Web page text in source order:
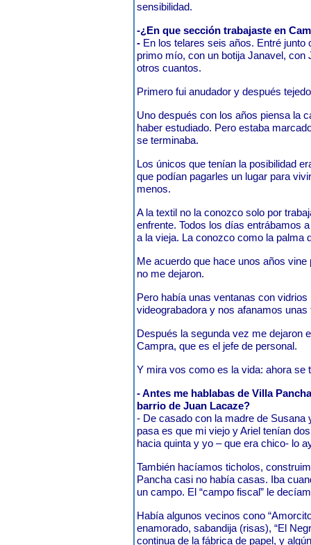
sensibilidad.
-¿En que sección trabajaste en
- En los telares seis años. Entré
primo mío, con un botija Janavel,
otros cuantos.
Primero fui anudador y después
Uno después con los años piensa la
haber estudiado. Pero estaba
se terminaba.
Los únicos que tenían la posibilidad
que podían pagarles un lugar para
menos.
A la textil no la conozco solo por
enfrente. Todos los días entrábamos
a la vieja. La conozco como la palma
Me acuerdo que hace unos años
no me dejaron.
Pero había unas ventanas con
videograbadora y nos afanamos
Después la segunda vez me dejaron
Campra, que es el jefe de personal.
Y mira vos como es la vida: ahora se
- Antes me hablabas de Villa
barrio de Juan Lacaze?
- De casado con la madre de Susana
pasa es que mi viejo y Ariel tenían
hacia quinta y yo – que era chico- lo
También hacíamos ticholos,
Pancha casi no había casas. Iba
un campo. El “campo fiscal” le
Había algunos vecinos cono
enamorado, sabandija (risas), “El
continua de la fábrica de papel, y